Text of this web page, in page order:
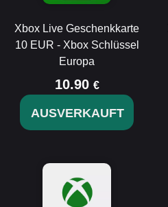
Xbox Live Geschenkkarte
10 EUR - Xbox Schlüssel
Europa
10.90 €
AUSVERKAUFT